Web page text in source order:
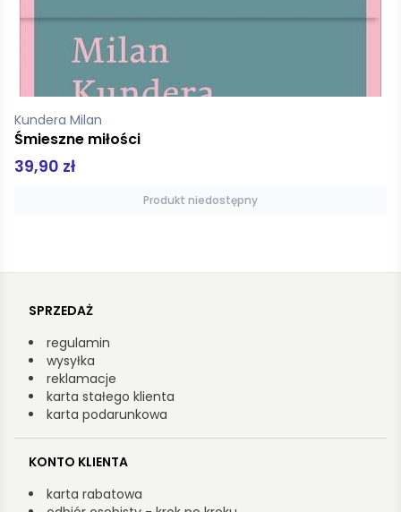
Suskind Patrick
Pachnidło
Produkt niedostępny
SPRZEDAŻ
regulamin
wysyłka
reklamacje
karta stałego klienta
karta podarunkowa
KONTO KLIENTA
karta rabatowa